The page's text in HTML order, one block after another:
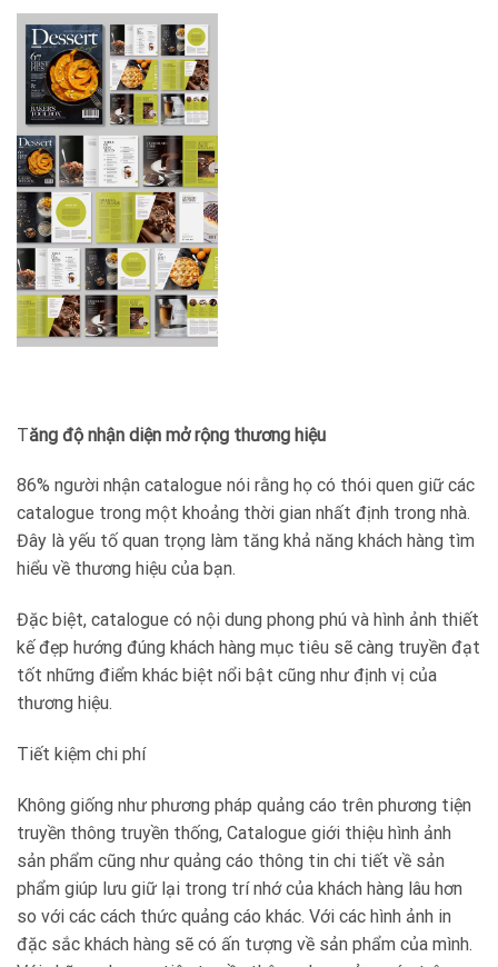
Tăng độ nhận diện mở rộng thương hiệu
86% người nhận catalogue nói rằng họ có thói quen giữ các
catalogue trong một khoảng thời gian nhất định trong nhà.
Đây là yếu tố quan trọng làm tăng khả năng khách hàng tìm
hiểu về thương hiệu của bạn.
Đặc biệt, catalogue có nội dung phong phú và hình ảnh thiết
kế đẹp hướng đúng khách hàng mục tiêu sẽ càng truyền đạt
tốt những điểm khác biệt nổi bật cũng như định vị của
thương hiệu.
Tiết kiệm chi phí
Không giống như phương pháp quảng cáo trên phương tiện
truyền thông truyền thống, Catalogue giới thiệu hình ảnh
sản phẩm cũng như quảng cáo thông tin chi tiết về sản
phẩm giúp lưu giữ lại trong trí nhớ của khách hàng lâu hơn
so với các cách thức quảng cáo khác. Với các hình ảnh in
đặc sắc khách hàng sẽ có ấn tượng về sản phẩm của mình.